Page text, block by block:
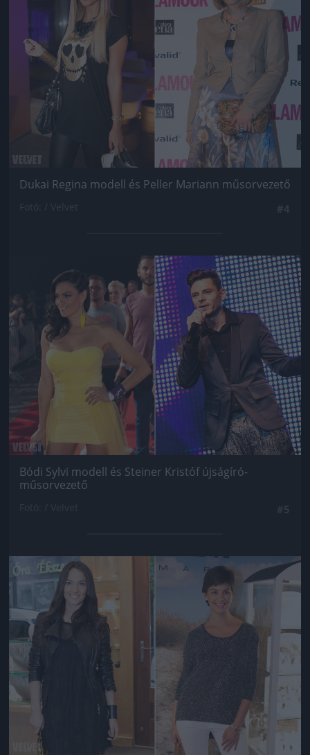
Dukai Regina modell és Peller Mariann műsorvezető
Jön még kép!
Bódi Sylvi modell és Steiner Kristóf újságíró-
műsorvezető
Jön még kép!